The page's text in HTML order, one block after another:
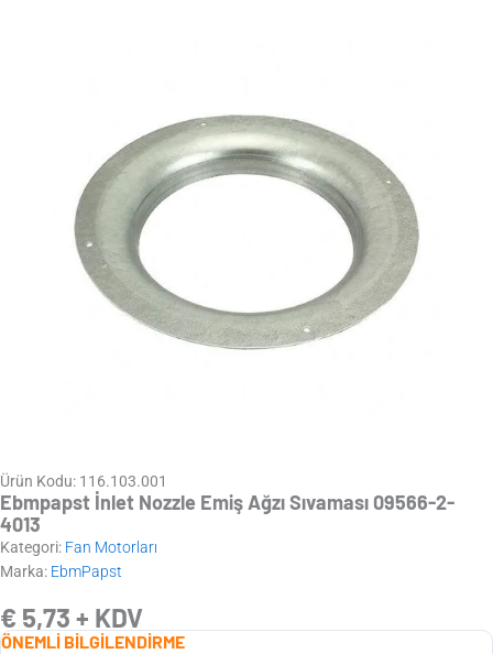
Ürün Kodu: 116.103.001
Ebmpapst İnlet Nozzle Emiş Ağzı Sıvaması 09566-2-
4013
Kategori: Fan Motorları
Marka: EbmPapst
€ 5,73 + KDV
ÖNEMLİ BİLGİLENDİRME